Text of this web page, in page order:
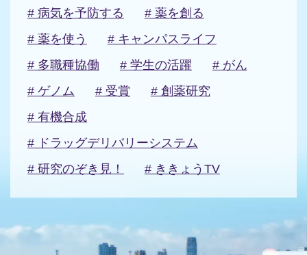
# 病気を予防する
# 薬を創る
# 薬を使う
# キャンパスライフ
# 多職種協働
# 学生の活躍
# がん
# ゲノム
# 受賞
# 創薬研究
# 有機合成
# ドラッグデリバリーシステム
# 研究のぞき見！
# ききょうTV